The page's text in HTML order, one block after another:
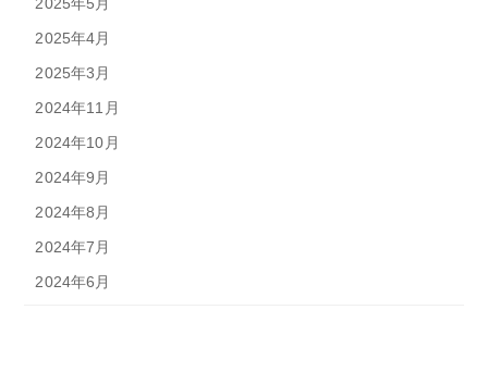
2025年5月
2025年4月
2025年3月
2024年11月
2024年10月
2024年9月
2024年8月
2024年7月
2024年6月